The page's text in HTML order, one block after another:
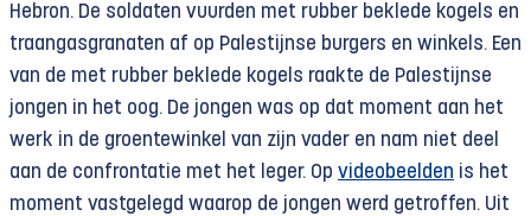
Hebron. De soldaten vuurden met rubber beklede kogels en
traangasgranaten af op Palestijnse burgers en winkels. Een
van de met rubber beklede kogels raakte de Palestijnse
jongen in het oog. De jongen was op dat moment aan het
werk in de groentewinkel van zijn vader en nam niet deel
aan de confrontatie met het leger. Op videobeelden is het
moment vastgelegd waarop de jongen werd getroffen. Uit